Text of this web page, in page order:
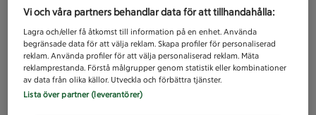
Vi och våra partners behandlar data för att tillhandahålla:
Lagra och/eller få åtkomst till information på en enhet. Använda
begränsade data för att välja reklam. Skapa profiler för personaliserad
reklam. Använda profiler för att välja personaliserad reklam. Mäta
reklamprestanda. Förstå målgrupper genom statistik eller kombinationer
av data från olika källor. Utveckla och förbättra tjänster.
Lista över partner (leverantörer)